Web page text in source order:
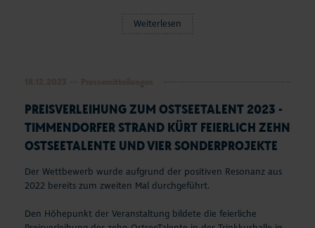
Weiterlesen
PREISVERLEIHUNG ZUM OSTSEETALENT 2023 -
TIMMENDORFER STRAND KÜRT FEIERLICH ZEHN
OSTSEETALENTE UND VIER SONDERPROJEKTE
Der Wettbewerb wurde aufgrund der positiven Resonanz aus
2022 bereits zum zweiten Mal durchgeführt.
Den Höhepunkt der Veranstaltung bildete die feierliche